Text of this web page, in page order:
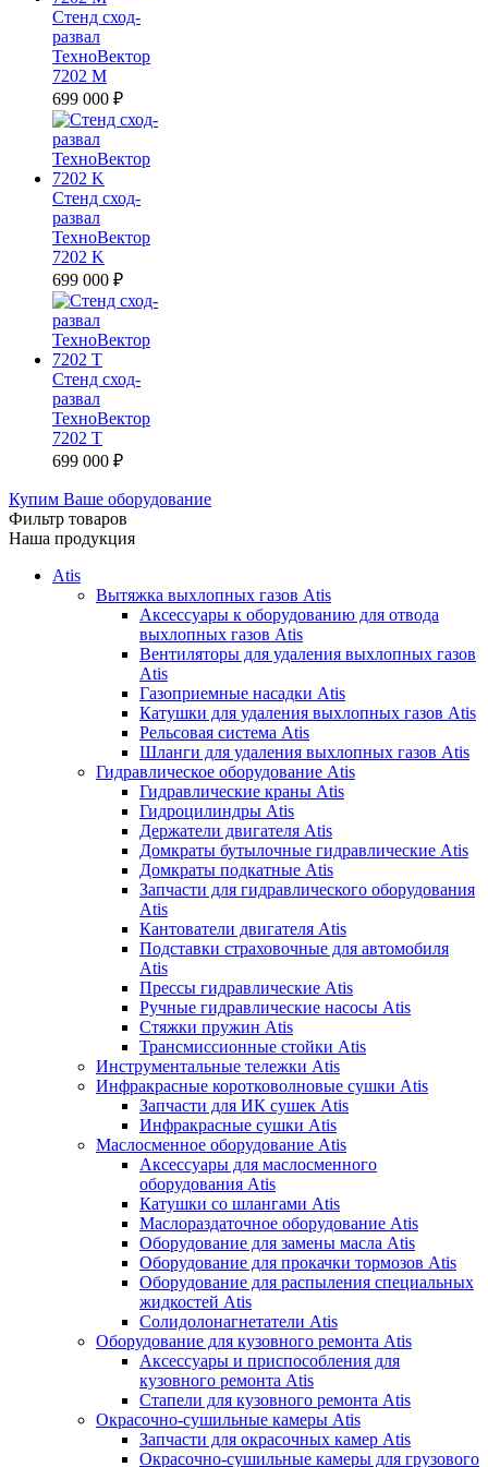
Стенд сход-
развал
ТехноВектор
7202 M
699 000 ₽
Стенд сход-
развал
ТехноВектор
7202 K
699 000 ₽
Стенд сход-
развал
ТехноВектор
7202 T
699 000 ₽
Купим Ваше оборудование
Фильтр товаров
Наша продукция
Atis
Вытяжка выхлопных газов Atis
Аксессуары к оборудованию для отвода
выхлопных газов Atis
Вентиляторы для удаления выхлопных газов
Atis
Газоприемные насадки Atis
Катушки для удаления выхлопных газов Atis
Рельсовая система Atis
Шланги для удаления выхлопных газов Atis
Гидравлическое оборудование Atis
Гидравлические краны Atis
Гидроцилиндры Atis
Держатели двигателя Atis
Домкраты бутылочные гидравлические Atis
Домкраты подкатные Atis
Запчасти для гидравлического оборудования
Atis
Кантователи двигателя Atis
Подставки страховочные для автомобиля
Atis
Прессы гидравлические Atis
Ручные гидравлические насосы Atis
Стяжки пружин Atis
Трансмиссионные стойки Atis
Инструментальные тележки Atis
Инфракрасные коротковолновые сушки Atis
Запчасти для ИК сушек Atis
Инфракрасные сушки Atis
Маслосменное оборудование Atis
Аксессуары для маслосменного
оборудования Atis
Катушки со шлангами Atis
Маслораздаточное оборудование Atis
Оборудование для замены масла Atis
Оборудование для прокачки тормозов Atis
Оборудование для распыления специальных
жидкостей Atis
Солидолонагнетатели Atis
Оборудование для кузовного ремонта Atis
Аксессуары и приспособления для
кузовного ремонта Atis
Стапели для кузовного ремонта Atis
Окрасочно-сушильные камеры Atis
Запчасти для окрасочных камер Atis
Окрасочно-сушильные камеры для грузового